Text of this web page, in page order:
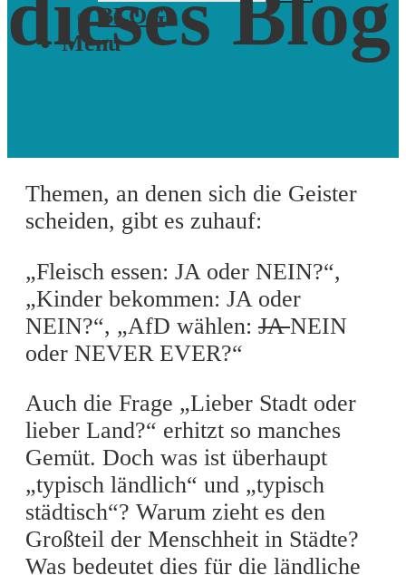
BLOG
Menu
Themen, an denen sich die Geister
scheiden, gibt es zuhauf:
„Fleisch essen: JA oder NEIN?“,
„Kinder bekommen: JA oder
NEIN?“, „AfD wählen: JANEIN
oder NEVER EVER?“
Auch die Frage „Lieber Stadt oder
lieber Land?“ erhitzt so manches
Gemüt. Doch was ist überhaupt
„typisch ländlich“ und „typisch
städtisch“? Warum zieht es den
Großteil der Menschheit in Städte?
Was bedeutet dies für die ländliche